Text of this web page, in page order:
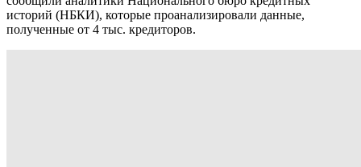
историй (НБКИ), которые проанализировали данные,
полученные от 4 тыс. кредиторов.